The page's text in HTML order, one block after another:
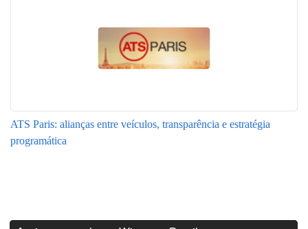
ATS Paris: alianças entre veículos, transparência e estratégia
programática